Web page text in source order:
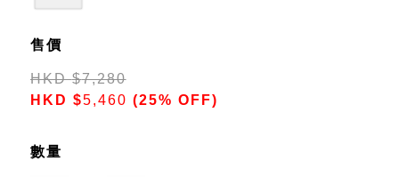
售價
HKD$7,280
HKD $5,460 (25% OFF)
數量